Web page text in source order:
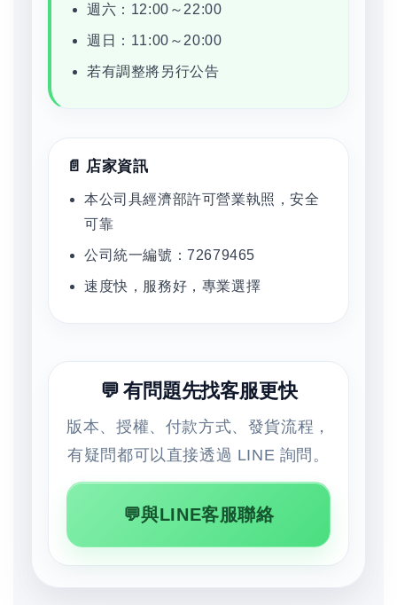
週六：12:00～22:00
週日：11:00～20:00
若有調整將另行公告
📄 店家資訊
本公司具經濟部許可營業執照，安全
可靠
公司統一編號：72679465
速度快，服務好，專業選擇
💬 有問題先找客服更快
版本、授權、付款方式、發貨流程，
有疑問都可以直接透過 LINE 詢問。
💬與LINE客服聯絡